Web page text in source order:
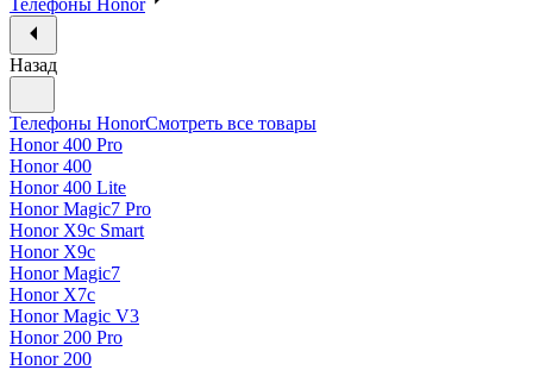
Телефоны Honor
Назад
Телефоны HonorСмотреть все товары
Honor 400 Pro
Honor 400
Honor 400 Lite
Honor Magic7 Pro
Honor X9c Smart
Honor X9c
Honor Magic7
Honor X7c
Honor Magic V3
Honor 200 Pro
Honor 200